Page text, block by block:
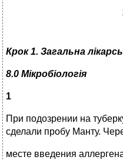
Крок1. Загальна
8.0 Мікробіологія
1
При подозрении на
сделали пробу Манту.
месте введения